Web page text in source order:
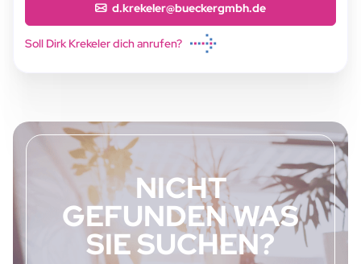
d.krekeler@bueckergmbh.de
Soll Dirk Krekeler dich anrufen?
NICHT
GEFUNDEN WAS
SIE SUCHEN?